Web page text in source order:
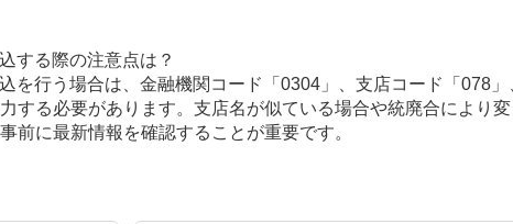
する際の注意点は？
を行う場合は、金融機関コード「0304」、支店コード「078」
する必要があります。支店名が似ている場合や統廃合により変
前に最新情報を確認することが重要です。